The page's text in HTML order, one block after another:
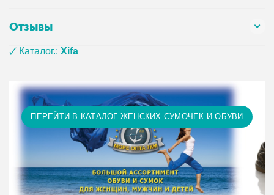
Отзывы
🗸 Каталог.:Xifa
ПЕРЕЙТИ В КАТАЛОГ ЖЕНСКИХ СУМОЧЕК И ОБУВИ